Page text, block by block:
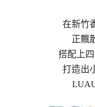
在新竹
正飄
搭配上
打造出